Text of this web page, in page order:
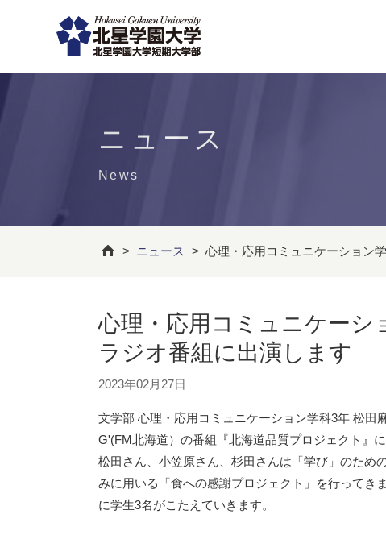
ニュース
News
> ニュース > 心理・応用コミュニケーション
心理・応用コミュニケーシ
ラジオ番組に出演します
2023年02月27日
文学部 心理・応用コミュニケーション学科3年 松
G'(FM北海道）の番組『北海道品質プロジェクト』に
松田さん、小笠原さん、杉田さんは「学び」のため
みに用いる「食への感謝プロジェクト」を行ってき
に学生3名がこたえていきます。